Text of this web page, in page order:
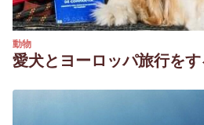
動物
愛犬とヨーロッパ旅行を